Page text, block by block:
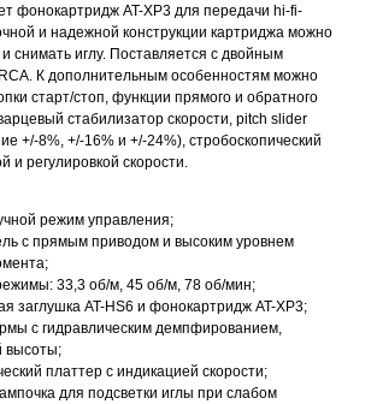
фонокартридж AT-XP3 для передачи hi-fi-
и надежной конструкции картриджа можно
снимать иглу. Поставляется с двойным
К дополнительным особенностям можно
старт/стоп, функции прямого и обратного
стабилизатор скорости, pitch slider
+/-8%, +/-16% и +/-24%), стробоскопический
и регулировкой скорости.
режим управления;
с прямым приводом и высоким уровнем
33,3 об/м, 45 об/м, 78 об/мин;
заглушка AT-HS6 и фонокартридж AT-XP3;
с гидравлическим демпфированием,
высоты;
платтер с индикацией скорости;
для подсветки иглы при слабом